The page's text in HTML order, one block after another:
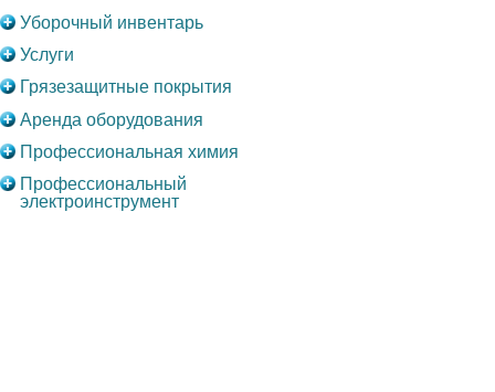
Уборочный инвентарь
Услуги
Грязезащитные покрытия
Аренда оборудования
Профессиональная химия
Профессиональный
электроинструмент